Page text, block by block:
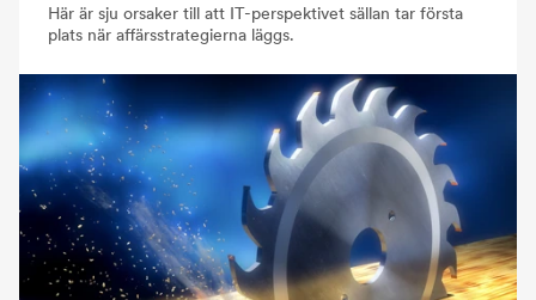
Här är sju orsaker till att IT-perspektivet sällan tar första
plats när affärsstrategierna läggs.